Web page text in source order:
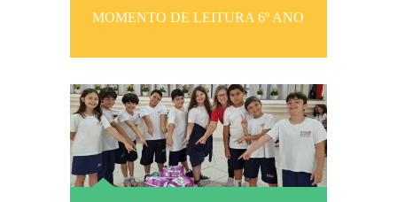
MOMENTO DE LEITURA 6º ANO